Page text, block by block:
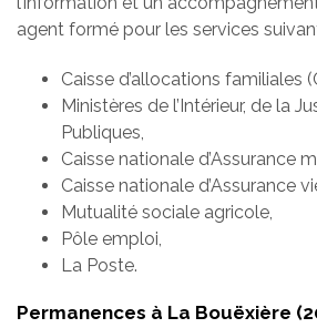
agent formé pour les services
Caisse d’allocations familiales
Ministères de l’Intérieur, de la
Publiques,
Caisse nationale d’Assurance
Caisse nationale d’Assurance
Mutualité sociale agricole,
Pôle emploi,
La Poste.
Permanences à La Bouëxière